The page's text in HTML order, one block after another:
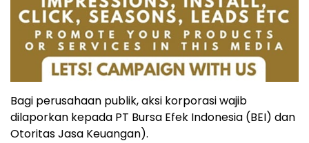
Bagi perusahaan publik, aksi korporasi wajib
dilaporkan kepada PT Bursa Efek Indonesia (BEI) dan
Otoritas Jasa Keuangan).